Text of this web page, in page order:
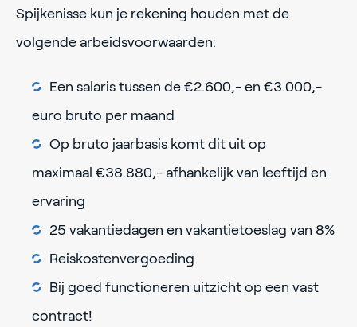
Spijkenisse kun je rekening houden met de
volgende arbeidsvoorwaarden:
Een salaris tussen de €2.600,- en €3.000,-
euro bruto per maand
Op bruto jaarbasis komt dit uit op
maximaal €38.880,- afhankelijk van leeftijd en
ervaring
25 vakantiedagen en vakantietoeslag van 8%
Reiskostenvergoeding
Bij goed functioneren uitzicht op een vast
contract!